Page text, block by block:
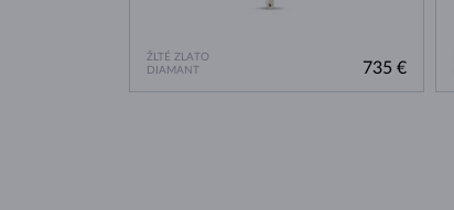
ŽLTÉ ZLATO
DIAMANT
735 €